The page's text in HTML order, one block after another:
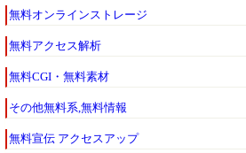
無料オンラインストレージ
無料アクセス解析
無料CGI・無料素材
その他無料系,無料情報
無料宣伝 アクセスアップ